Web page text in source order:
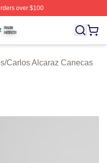
over $100
Licensed Carlos
/Carlos Alcaraz Canecas